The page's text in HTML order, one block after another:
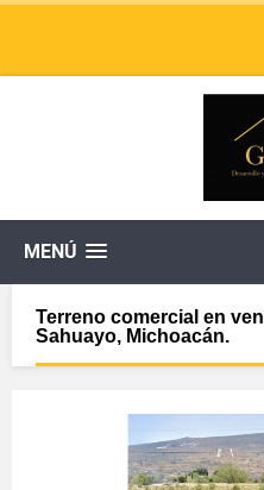
MENÚ
Terreno comercial en
Sahuayo, Michoacán.